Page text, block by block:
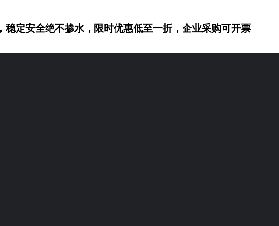
，稳定安全绝不掺水，限时优惠低至一折，企业采购可开票